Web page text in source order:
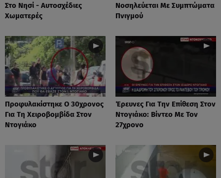
Στο Νησί - Αυτοσχέδιες
Χωματερές
Νοσηλεύεται Με Συμπτώματα
Πνιγμού
Προφυλακίστηκε Ο 30χρονος
Για Τη Χειροβομβίδα Στον
Ντογιάκο
Έρευνες Για Την Επίθεση Στον
Ντογιάκο: Βίντεο Με Τον
27χρονο